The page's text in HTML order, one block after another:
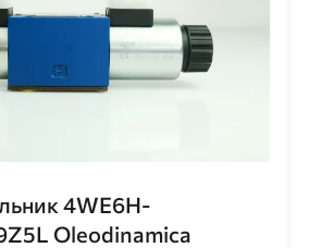
4WE6H-
Oleodinamica